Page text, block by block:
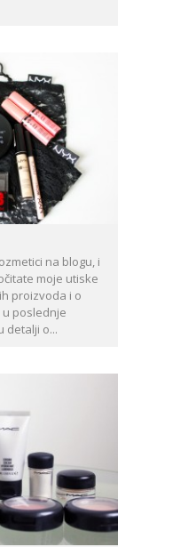
na blogu, i
moje utiske
proizvoda i o
poslednje
detalji o...